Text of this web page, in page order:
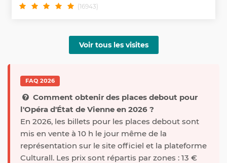
(16943)
Voir tous les visites
FAQ 2026
Comment obtenir des places debout pour
l'Opéra d'État de Vienne en 2026 ?
En 2026, les billets pour les places debout sont
mis en vente à 10 h le jour même de la
représentation sur le site officiel et la plateforme
Culturall. Les prix sont répartis par zones : 13 €